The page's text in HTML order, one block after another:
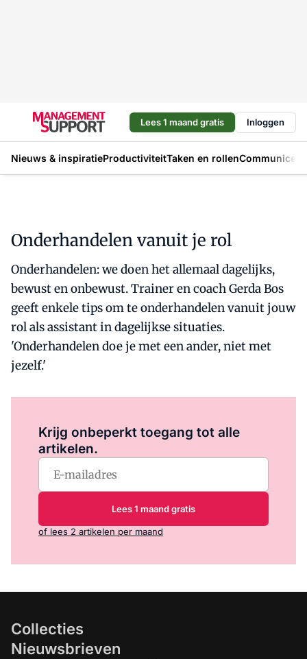
Lees 1 maand gratis Inloggen
Nieuws & inspiratieProductiviteitTaken en rollen
Onderhandelen vanuit je rol
Onderhandelen: we doen het allemaal dagelijks,
bewust en onbewust. Trainer en coach Gerda Bos
geeft enkele tips om te onderhandelen vanuit jouw
rol als assistant in dagelijkse situaties.
'Onderhandelen doe je met een ander, niet met
jezelf.'
Krijg onbeperkt toegang tot alle
artikelen.
Lees 1 maand gratis
of lees 2 artikelen per maand
Collecties
Nieuwsbrieven